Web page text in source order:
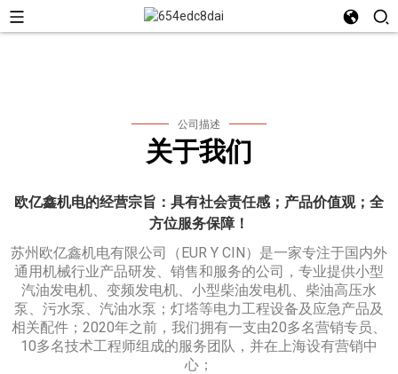
公司描述
关于我们
欧亿鑫机电的经营宗旨：具有社会责任感；产品价值观；全
方位服务保障！
苏州欧亿鑫机电有限公司（EUR Y CIN）是一家专注于国内外
通用机械行业产品研发、销售和服务的公司，专业提供小型
汽油发电机、变频发电机、小型柴油发电机、柴油高压水
泵、污水泵、汽油水泵；灯塔等电力工程设备及应急产品及
相关配件；2020年之前，我们拥有一支由20多名营销专员、
10多名技术工程师组成的服务团队，并在上海设有营销中
心；